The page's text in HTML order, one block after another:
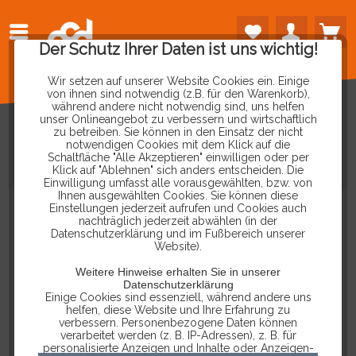
Der Schutz Ihrer Daten ist uns wichtig!
Wir setzen auf unserer Website Cookies ein. Einige
von ihnen sind notwendig (z.B. für den Warenkorb),
während andere nicht notwendig sind, uns helfen
unser Onlineangebot zu verbessern und wirtschaftlich
zu betreiben. Sie können in den Einsatz der nicht
notwendigen Cookies mit dem Klick auf die
Schaltfläche "Alle Akzeptieren" einwilligen oder per
Klick auf "Ablehnen" sich anders entscheiden. Die
Einwilligung umfasst alle vorausgewählten, bzw. von
Ihnen ausgewählten Cookies. Sie können diese
Einstellungen jederzeit aufrufen und Cookies auch
nachträglich jederzeit abwählen (in der
Datenschutzerklärung und im Fußbereich unserer
Website).
Weitere Hinweise erhalten Sie in unserer
Datenschutzerklärung
Einige Cookies sind essenziell, während andere uns
helfen, diese Website und Ihre Erfahrung zu
verbessern. Personenbezogene Daten können
verarbeitet werden (z. B. IP-Adressen), z. B. für
personalisierte Anzeigen und Inhalte oder Anzeigen-
ÖLDRUCKTESTER